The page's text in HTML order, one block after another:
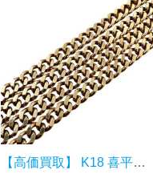
【高価買取】 K18 喜平ネックレス